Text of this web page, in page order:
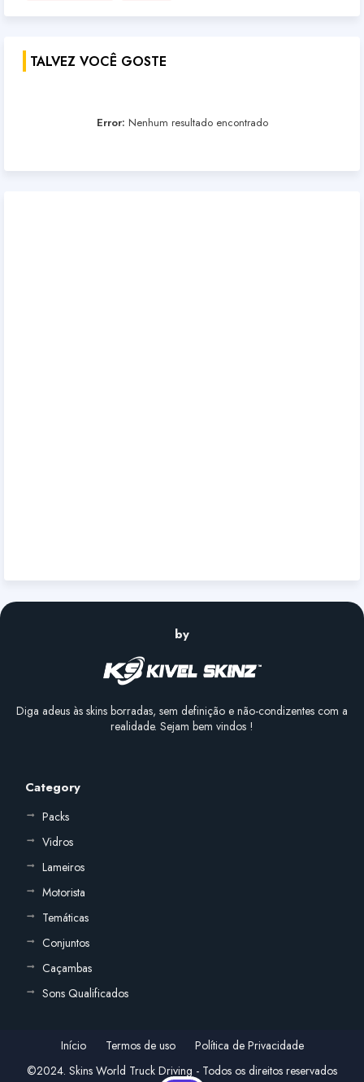
TALVEZ VOCÊ GOSTE
Error: Nenhum resultado encontrado
by
Diga adeus às skins borradas, sem definição e não-condizentes com a
realidade. Sejam bem vindos !
Category
Packs
Vidros
Lameiros
Motorista
Temáticas
Conjuntos
Caçambas
Sons Qualificados
Início Termos de uso
Política de Privacidade
©2024. Skins World Truck Driving - Todos os direitos reservados